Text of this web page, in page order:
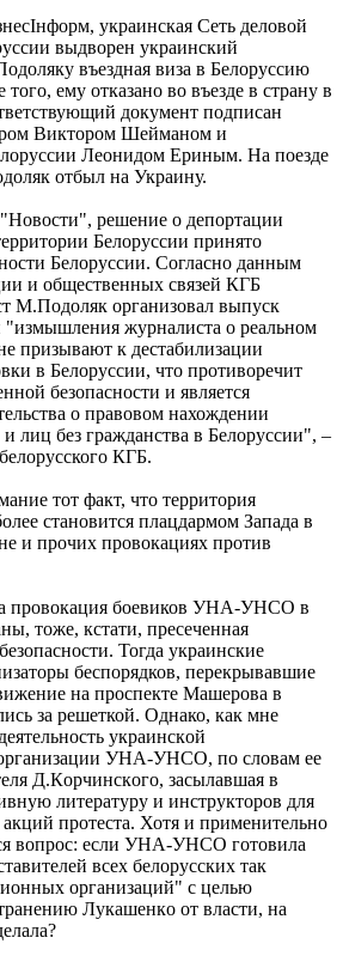
украинская Сеть деловой
выдворен украинский
въездная виза в Белоруссию
ему отказано во въезде в страну в
документ подписан
Виктором Шейманом и
Леонидом Ериным. На поезде
отбыл на Украину.
решение о депортации
Белоруссии принято
Белоруссии. Согласно данным
и общественных связей КГБ
М.Подоляк организовал выпуск
журналиста о реальном
призывают к дестабилизации
в Белоруссии, что противоречит
безопасности и является
о правовом нахождении
лиц без гражданства в Белоруссии", –
КГБ.
тот факт, что территория
становится плацдармом Запада в
и прочих провокациях против
провокация боевиков УНА-УНСО в
тоже, кстати, пресеченная
Тогда украинские
беспорядков, пepeкpывавшие
нa пpocпeктe Maшepoвa в
за решеткой. Однако, как мне
укpaинcкoй
УHA-УHCO, пo cлoвaм ее
Д.Кopчинcкoгo, засылавшая в
литepaтуpу и инcтpуктopoв для
пpoтecтa. Хотя и применительно
вопрос: если УHA-УHCO гoтoвила
вcex бeлopуccкиx так
opгaнизaций" с целью
Лукaшeнкo oт влacти, на